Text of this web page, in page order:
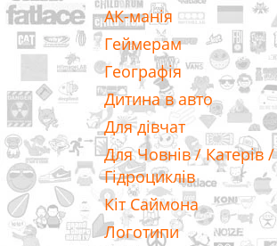
АК-манія
Геймерам
Географія
Дитина в авто
Для дівчат
Для Човнів / Катерів /
Гідроциклів
Кіт Саймона
Логотипи